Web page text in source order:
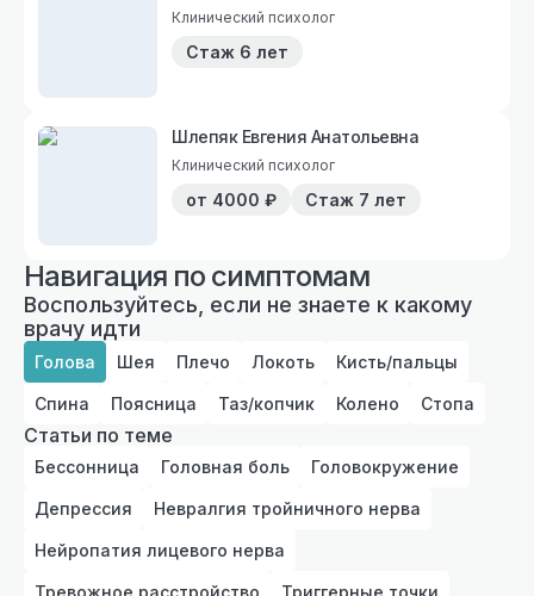
Клинический психолог
Стаж 6 лет
Шлепяк Евгения Анатольевна
Клинический психолог
от 4000 ₽ Стаж 7 лет
Навигация по симптомам
Воспользуйтесь, если не знаете к какому
врачу идти
Голова Шея Плечо Локоть Кисть/пальцы
Спина Поясница Таз/копчик Колено Стопа
Статьи по теме
Бессонница Головная боль Головокружение
Депрессия Невралгия тройничного нерва
Нейропатия лицевого нерва
Тревожное расстройство Триггерные точки